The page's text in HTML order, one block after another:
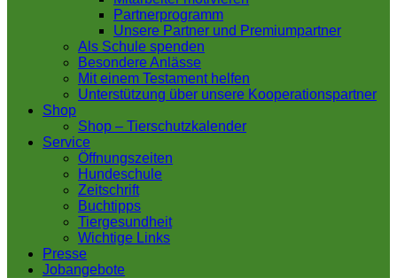
Partnerprogramm
Unsere Partner und Premiumpartner
Als Schule spenden
Besondere Anlässe
Mit einem Testament helfen
Unterstützung über unsere Kooperationspartner
Shop
Shop – Tierschutzkalender
Service
Öffnungszeiten
Hundeschule
Zeitschrift
Buchtipps
Tiergesundheit
Wichtige Links
Presse
Jobangebote